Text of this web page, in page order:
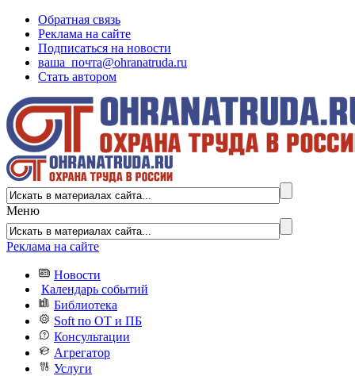
Обратная связь
Реклама на сайте
Подписаться на новости
ваша_почта@ohranatruda.ru
Стать автором
Меню
Реклама на сайте
Новости
Календарь событий
Библиотека
Soft по ОТ и ПБ
Консультации
Агрегатор
Услуги